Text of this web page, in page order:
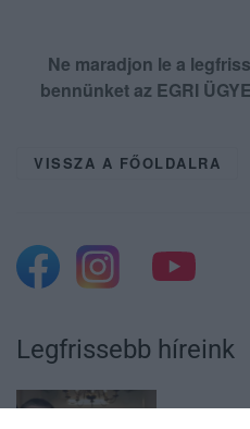
Ne maradjon le a
bennünket az EGRI
VISSZA A FŐOLDALRA
Legfrissebb híreink